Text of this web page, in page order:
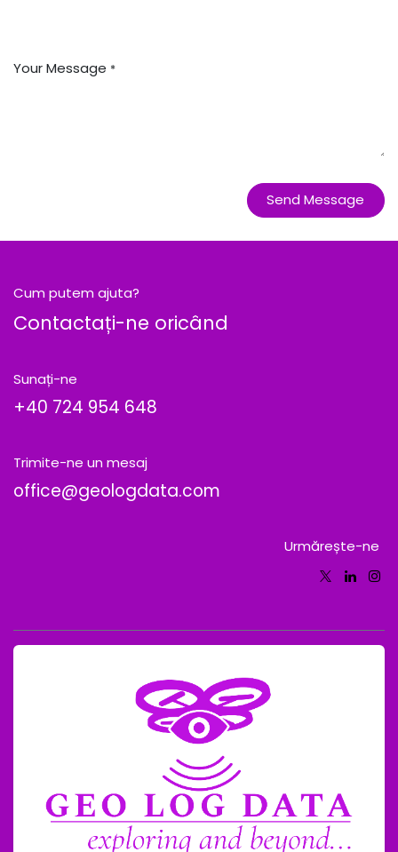
Your Message *
Send Message
Cum putem ajuta?
Contactați-ne oricând
Sunați-ne
+40 724 954 648
Trimite-ne un mesaj
office@geologdata.com
Urmărește-ne